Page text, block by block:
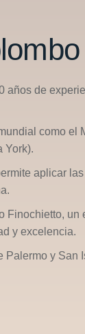
años de
como el
York).
aplicar
Finochietto, un
y excelencia.
Palermoy San